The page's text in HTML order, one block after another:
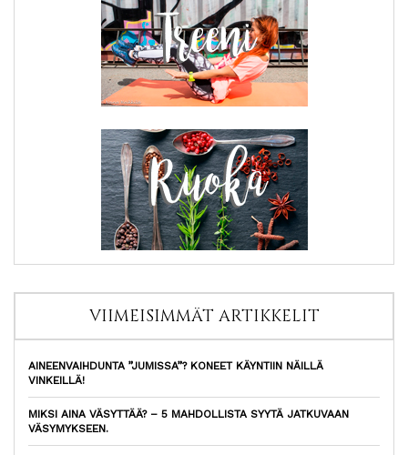
VIIMEISIMMÄT ARTIKKELIT
AINEENVAIHDUNTA ”JUMISSA”? KONEET KÄYNTIIN NÄILLÄ
VINKEILLÄ!
MIKSI AINA VÄSYTTÄÄ? – 5 MAHDOLLISTA SYYTÄ JATKUVAAN
VÄSYMYKSEEN.